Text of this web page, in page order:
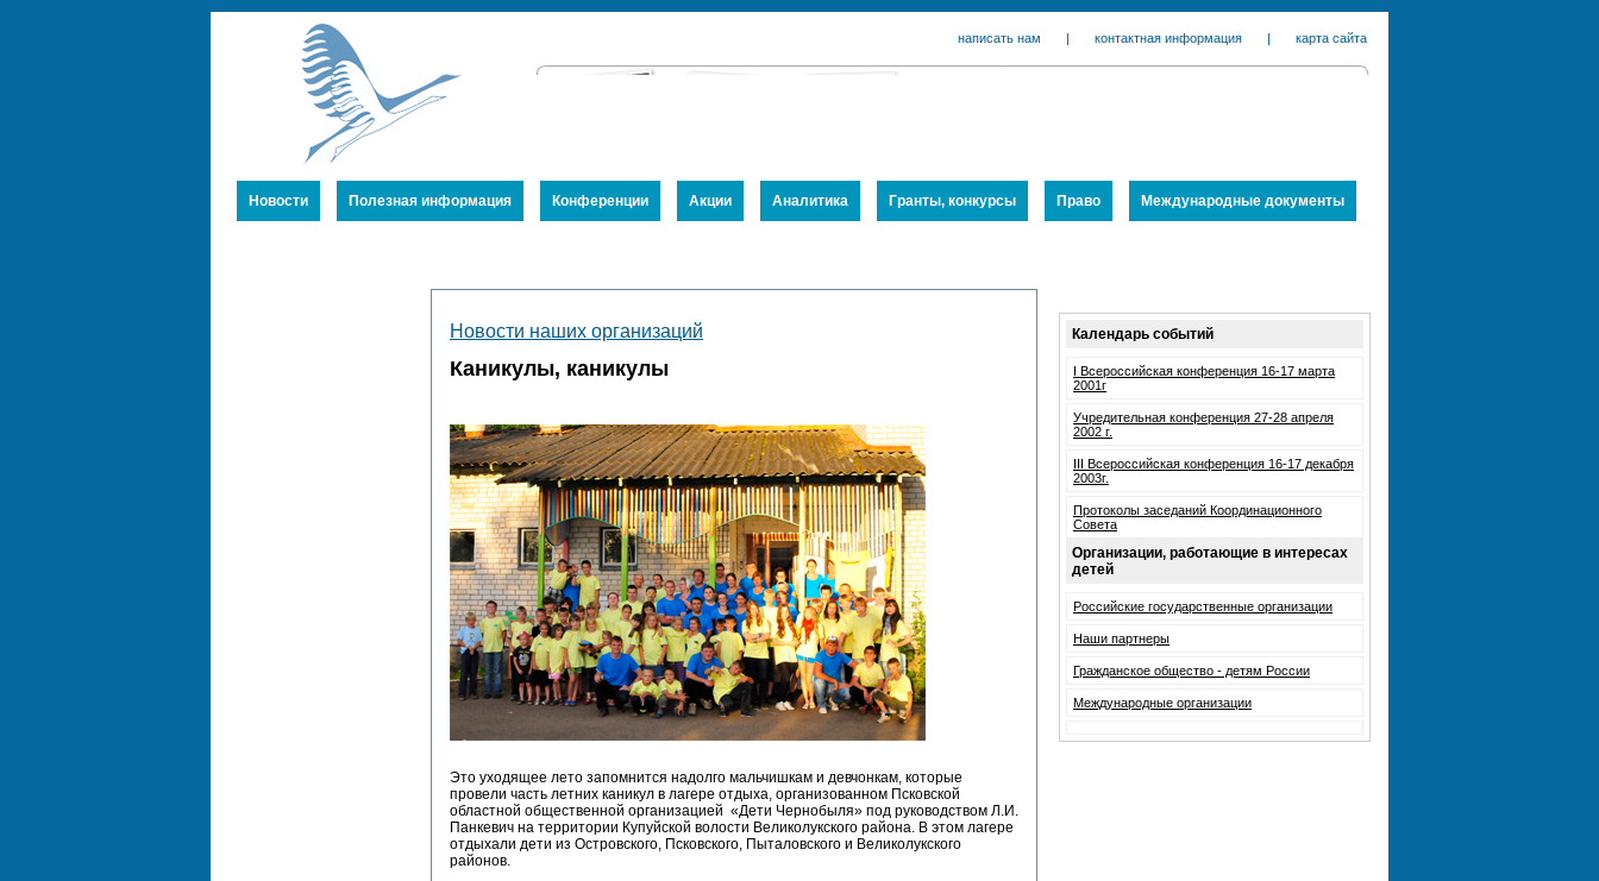
написать нам | контактная информация | карта сайта
Новости Полезная информация Конференции Акции Аналитика Гранты, конкурсы Право Международные документы
Новости наших организаций
Каникулы, каникулы
Это уходящее лето запомнится надолго мальчишкам и девчонкам, которые
провели часть летних каникул в лагере отдыха, организованном Псковской
областной общественной организацией «Дети Чернобыля» под руководством Л.И.
Панкевич на территории Купуйской волости Великолукского района. В этом лагере
отдыхали дети из Островского, Псковского, Пыталовского и Великолукского
районов.
Календарь событий
I Всероссийская конференция 16-17 марта
2001г
Учредительная конференция 27-28 апреля
2002 г.
III Всероссийская конференция 16-17 декабря
2003г.
Протоколы заседаний Координационного
Совета
Организации, работающие в интересах
детей
Российские государственные организации
Наши партнеры
Гражданское общество - детям России
Международные организации